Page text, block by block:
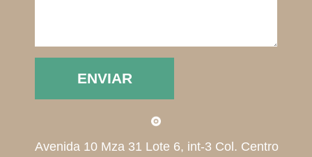
Avenida 10 Mza 31 Lote 6, int-3 Col. Centro